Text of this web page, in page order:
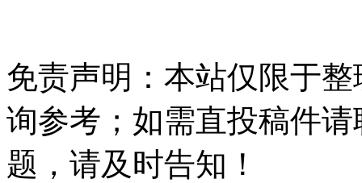
免责声明：本站仅限于
询参考；如需直投稿件
题，请及时告知！